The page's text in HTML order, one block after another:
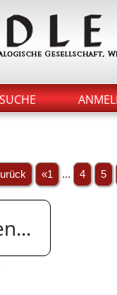
SUCHE
«1 ... 4 5